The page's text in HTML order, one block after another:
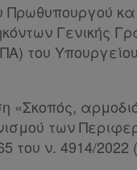
Πρωθυπουργού
Γενικής
του
«Σκοπός,
των
ν. 4914/2022